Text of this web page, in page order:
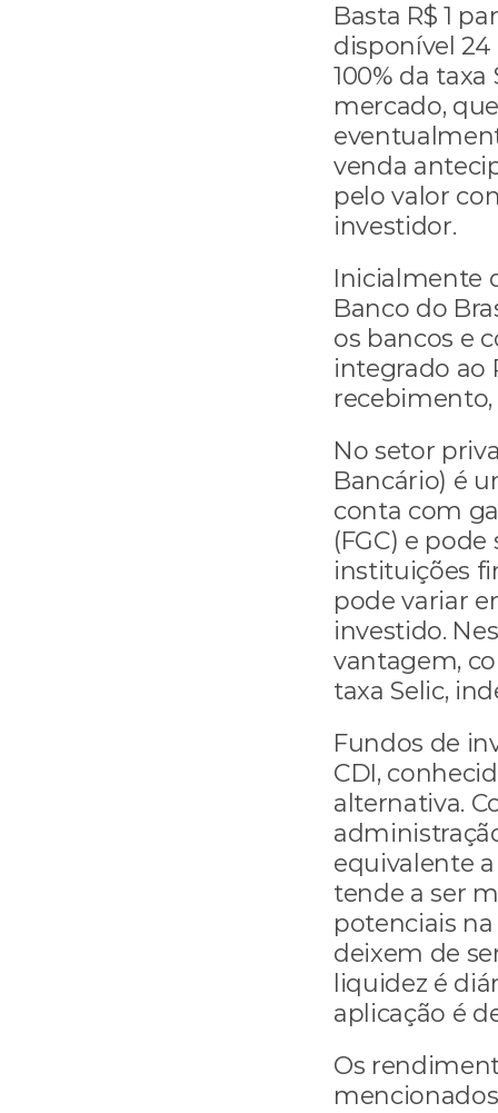
Basta R$ 1
disponível 24
100% da
mercado,
venda
pelo valor
investidor.
Inicialmente
Banco do
os bancos e
integrado ao
No setor
Bancário) é
conta com
(FGC) e
instituições
pode variar
investido.
vantagem,
taxa Selic,
Fundos de
CDI,
alternativa.
equivalente
tende a ser
potenciais
deixem de
liquidez é
aplicação é
Os